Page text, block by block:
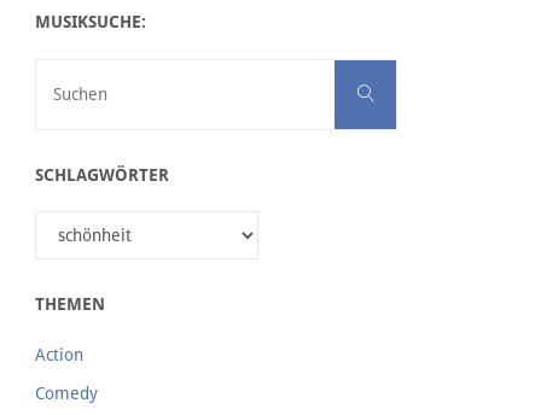
MUSIKSUCHE:
Suchen
SCHLAGWÖRTER
THEMEN
Action
Comedy